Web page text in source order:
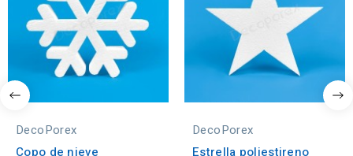
DecoPorex
Copo de nieve
DecoPorex
Estrella poliestireno